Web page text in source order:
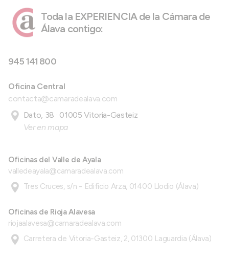
Toda la EXPERIENCIA de la Cámara de
Álava contigo:
945 141 800
Oficina Central
contacta@camaradealava.com
Dato, 38 · 01005 Vitoria-Gasteiz
Ver en mapa
Oficinas del Valle de Ayala
valledeayala@camaradealava.com
Tres Cruces, s/n - Edificio Arza, 01400 Llodio (Álava)
Oficinas de Rioja Alavesa
riojaalavesa@camaradealava.com
Carretera de Vitoria-Gasteiz, 2, 01300 Laguardia (Álava)